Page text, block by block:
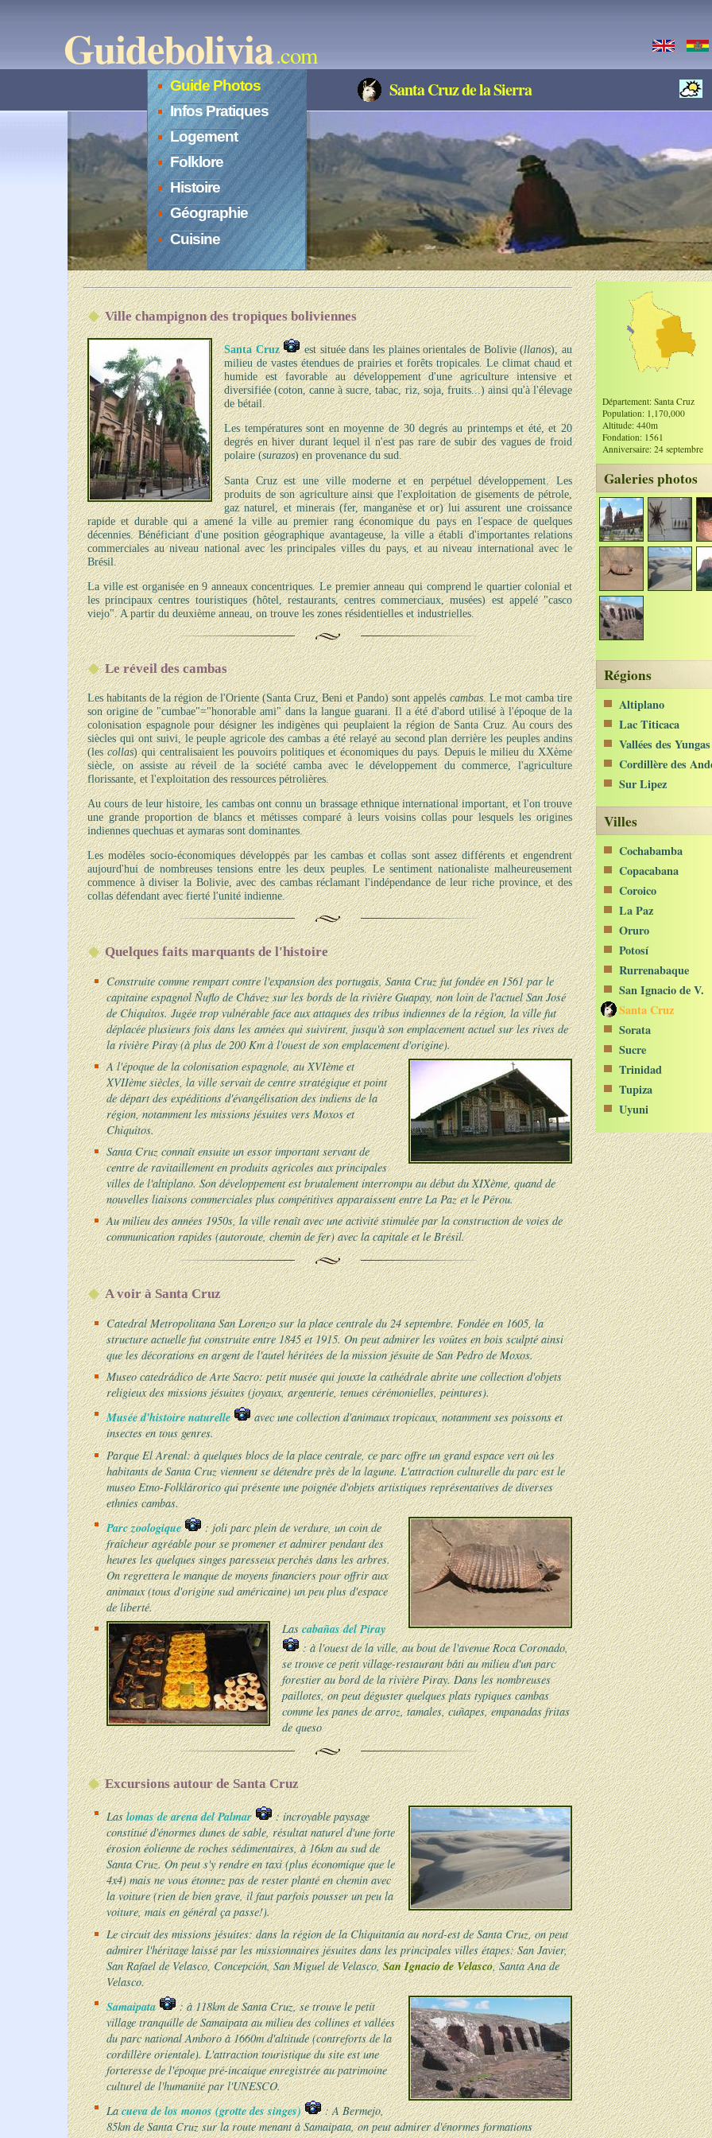
Guidebolivia.com
Santa Cruz de la Sierra
Guide Photos
Infos Pratiques
Logement
Folklore
Histoire
Géographie
Cuisine
Ville champignon des tropiques boliviennes
Santa Cruz est située dans les plaines orientales de Bolivie (llanos), au
milieu de vastes étendues de prairies et forêts tropicales. Le climat chaud et
humide est favorable au développement d'une agriculture intensive et
diversifiée (coton, canne à sucre, tabac, riz, soja, fruits...) ainsi qu'à l'élevage
de bétail.
Les températures sont en moyenne de 30 degrés au printemps et été, et 20
degrés en hiver durant lequel il n'est pas rare de subir des vagues de froid
polaire (surazos) en provenance du sud.
Santa Cruz est une ville moderne et en perpétuel développement. Les
produits de son agriculture ainsi que l'exploitation de gisements de pétrole,
gaz naturel, et minerais (fer, manganèse et or) lui assurent une croissance
rapide et durable qui a amené la ville au premier rang économique du pays en l'espace de quelques
décennies. Bénéficiant d'une position géographique avantageuse, la ville a établi d'importantes relations
commerciales au niveau national avec les principales villes du pays, et au niveau international avec le
Brésil.
La ville est organisée en 9 anneaux concentriques. Le premier anneau qui comprend le quartier colonial et
les principaux centres touristiques (hôtel, restaurants, centres commerciaux, musées) est appelé "casco
viejo". A partir du deuxième anneau, on trouve les zones résidentielles et industrielles.
Le réveil des cambas
Les habitants de la région de l'Oriente (Santa Cruz, Beni et Pando) sont appeléscambas. Le mot camba tire
son origine de "cumbae"="honorable ami" dans la langue guarani. Il a été d'abord utilisé à l'époque de la
colonisation espagnole pour désigner les indigènes qui peuplaient la région de Santa Cruz. Au cours des
siècles qui ont suivi, le peuple agricole des cambas a été relayé au second plan derrière les peuples andins
(lescollas) qui centralisaient les pouvoirs politiques et économiques du pays. Depuis le milieu du XXème
siècle, on assiste au réveil de la société camba avec le développement du commerce, l'agriculture
florissante, et l'exploitation des ressources pétrolières.
Au cours de leur histoire, les cambas ont connu un brassage ethnique international important, et l'on trouve
une grande proportion de blancs et métisses comparé à leurs voisins collas pour lesquels les origines
indiennes quechuas et aymaras sont dominantes.
Les modèles socio-économiques développés par les cambas et collas sont assez différents et engendrent
aujourd'hui de nombreuses tensions entre les deux peuples. Le sentiment nationaliste malheureusement
commence à diviser la Bolivie, avec des cambas réclamant l'indépendance de leur riche province, et des
collas défendant avec fierté l'unité indienne.
Quelques faits marquants de l'histoire
Construite comme rempart contre l'expansion des portugais, Santa Cruz fut fondée en 1561 par le
capitaine espagnol Ñuflo de Chávez sur les bords de la rivière Guapay, non loin de l'actuel San José
de Chiquitos. Jugée trop vulnérable face aux attaques des tribus indiennes de la région, la ville fut
déplacée plusieurs fois dans les années qui suivirent, jusqu'à son emplacement actuel sur les rives de
la rivière Piray (à plus de 200 Km à l'ouest de son emplacement d'origine).
A l'époque de la colonisation espagnole, au XVIème et
XVIIème siècles, la ville servait de centre stratégique et point
de départ des expéditions d'évangélisation des indiens de la
région, notamment les missions jésuites vers Moxos et
Chiquitos.
Santa Cruz connaît ensuite un essor important servant de
centre de ravitaillement en produits agricoles aux principales
villes de l'altiplano. Son développement est brutalement interrompu au début du XIXème, quand de
nouvelles liaisons commerciales plus compétitives apparaissent entre La Paz et le Pérou.
Au milieu des années 1950s, la ville renaît avec une activité stimulée par la construction de voies de
communication rapides (autoroute, chemin de fer) avec la capitale et le Brésil.
A voir à Santa Cruz
Catedral Metropolitana San Lorenzo sur la place centrale du 24 septembre. Fondée en 1605, la
structure actuelle fut construite entre 1845 et 1915. On peut admirer les voûtes en bois sculpté ainsi
que les décorations en argent de l'autel héritées de la mission jésuite de San Pedro de Moxos.
Museo catedrádico de Arte Sacro: petit musée qui jouxte la cathédrale abrite une collection d'objets
religieux des missions jésuites (joyaux, argenterie, tenues cérémonielles, peintures).
Musée d'histoire naturelle
avec une collection d'animaux tropicaux, notamment ses poissons et
insectes en tous genres.
Parque El Arenal: à quelques blocs de la place centrale, ce parc offre un grand espace vert où les
habitants de Santa Cruz viennent se détendre près de la lagune. L'attraction culturelle du parc est le
museo Etno-Folklárorico qui présente une poignée d'objets artistiques représentatives de diverses
ethnies cambas.
Parc zoologique
: joli parc plein de verdure, un coin de
fraîcheur agréable pour se promener et admirer pendant des
heures les quelques singes paresseux perchés dans les arbres.
On regrettera le manque de moyens financiers pour offrir aux
animaux (tous d'origine sud américaine) un peu plus d'espace
de liberté.
Lascabañas del Piray
: à l'ouest de la ville, au bout de l'avenue Roca Coronado,
se trouve ce petit village-restaurant bâti au milieu d'un parc
forestier au bord de la rivière Piray. Dans les nombreuses
paillotes, on peut déguster quelques plats typiques cambas
comme lespanes de arroz, tamales, cuñapes, empanadas fritas
de queso
Excursions autour de Santa Cruz
Laslomas de arena del Palmar
: incroyable paysage
constitué d'énormes dunes de sable, résultat naturel d'une forte
érosion éolienne de roches sédimentaires, à 16km au sud de
Santa Cruz. On peut s'y rendre en taxi (plus économique que le
4x4) mais ne vous étonnez pas de rester planté en chemin avec
la voiture (rien de bien grave, il faut parfois pousser un peu la
voiture, mais en général ça passe!).
Le circuit des missions jésuites: dans la région de la Chiquitanía au nord-est de Santa Cruz, on peut
admirer l'héritage laissé par les missionnaires jésuites dans les principales villes étapes: San Javier,
San Rafael de Velasco, Concepción, San Miguel de Velasco,San Ignacio de Velasco, Santa Ana de
Velasco.
Samaipata
: à 118km de Santa Cruz, se trouve le petit
village tranquille de Samaipata au milieu des collines et vallées
du parc national Amboro à 1660m d'altitude (contreforts de la
cordillère orientale). L'attraction touristique du site est une
forteresse de l'époque pré-incaique enregistrée au patrimoine
culturel de l'humanité par l'UNESCO.
Lacueva de los monos (grotte des singes)
: A Bermejo,
85km de Santa Cruz sur la route menant à Samaipata, on peut admirer d'énormes formations
Département: Santa Cruz
Population: 1,170,000
Altitude: 440m
Fondation: 1561
Anniversaire: 24 septembre
Galeries photos
Régions
Altiplano
Lac Titicaca
Vallées des Yungas
Cordillère des
Sur Lipez
Villes
Cochabamba
Copacabana
Coroico
La Paz
Oruro
Potosí
Rurrenabaque
San Ignacio de V.
Santa Cruz
Sorata
Sucre
Trinidad
Tupiza
Uyuni